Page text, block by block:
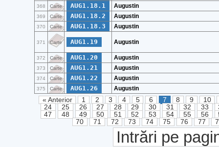
368 Carte AUG1.18.1 Augustin
369 Carte AUG1.18.2 Augustin
370 Carte AUG1.18.3 Augustin
371 Carte AUG1.19 Augustin
372 Carte AUG1.20 Augustin
373 Carte AUG1.21 Augustin
374 Carte AUG1.22 Augustin
375 Carte AUG1.26 Augustin
« Anterior 1 2 3 4 5 6 7 8 9
10
24
25 26 27 28 29 30 31 32 33
47
48 49 50 51 52 53 54 55 56
70
71 72 73 74 75 76 77
Intrări pe